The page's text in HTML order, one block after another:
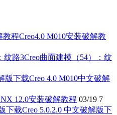
Creo4.0 M010安装破解教
Creo曲面建模（54）：纹
Creo 4.0 M010中文破解
NX 12.0安装破解教程 03/19 7
Creo 5.0.2.0 中文破解版下